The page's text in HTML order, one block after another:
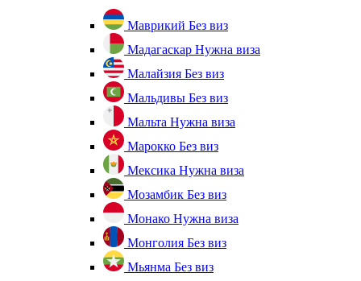
Маврикий Без виз
Мадагаскар Нужна виза
Малайзия Без виз
Мальдивы Без виз
Мальта Нужна виза
Марокко Без виз
Мексика Нужна виза
Мозамбик Без виз
Монако Нужна виза
Монголия Без виз
Мьянма Без виз